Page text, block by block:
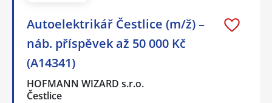
Autoelektrikář Čestlice (m/ž) –
náb. příspěvek až 50 000 Kč
(A14341)
HOFMANN WIZARD s.r.o.
Čestlice